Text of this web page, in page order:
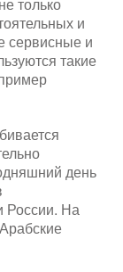
и
сервисные и
такие
день
России. На